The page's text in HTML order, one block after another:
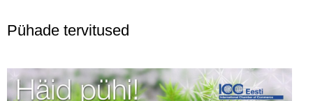
ICC Eesti liikmebaas
Liikmete pakkumised
Astu ICC Eesti liikmeks!
Pühade tervitused